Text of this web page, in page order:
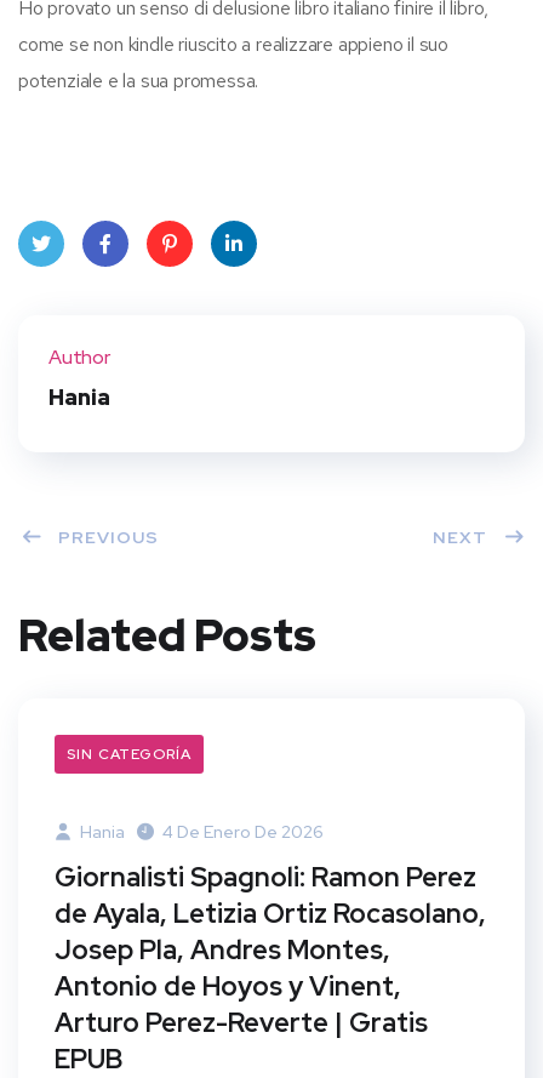
Ho provato un senso di delusione libro italiano finire il libro,
come se non kindle riuscito a realizzare appieno il suo
potenziale e la sua promessa.
Author
Hania
PREVIOUS NEXT
Related Posts
SIN CATEGORÍA
Hania 4 De Enero De 2026
Giornalisti Spagnoli: Ramon Perez
de Ayala, Letizia Ortiz Rocasolano,
Josep Pla, Andres Montes,
Antonio de Hoyos y Vinent,
Arturo Perez-Reverte | Gratis
EPUB